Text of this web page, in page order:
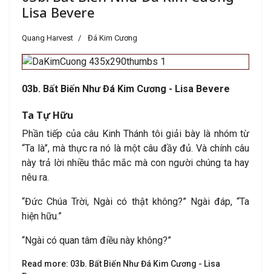
Lisa Bevere
Quang Harvest Đá Kim Cương
03b. Bất Biến Như Đá Kim Cương - Lisa Bevere
Ta Tự Hữu
Phần tiếp của câu Kinh Thánh tôi giải bày là nhóm từ
“Ta là”, mà thực ra nó là một câu đầy đủ. Và chính câu
này trả lời nhiều thắc mắc mà con người chúng ta hay
nêu ra.
“Đức Chúa Trời, Ngài có thật không?” Ngài đáp, “Ta
hiện hữu.”
“Ngài có quan tâm điều này không?”
Read more: 03b. Bất Biến Như Đá Kim Cương - Lisa